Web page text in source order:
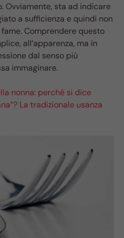
Ovviamente, sta ad indicare
a sufficienza e quindi non
Comprendere questo
all’apparenza, ma in
dal senso più
immaginare.
nonna: perché si dice
La tradizionale usanza